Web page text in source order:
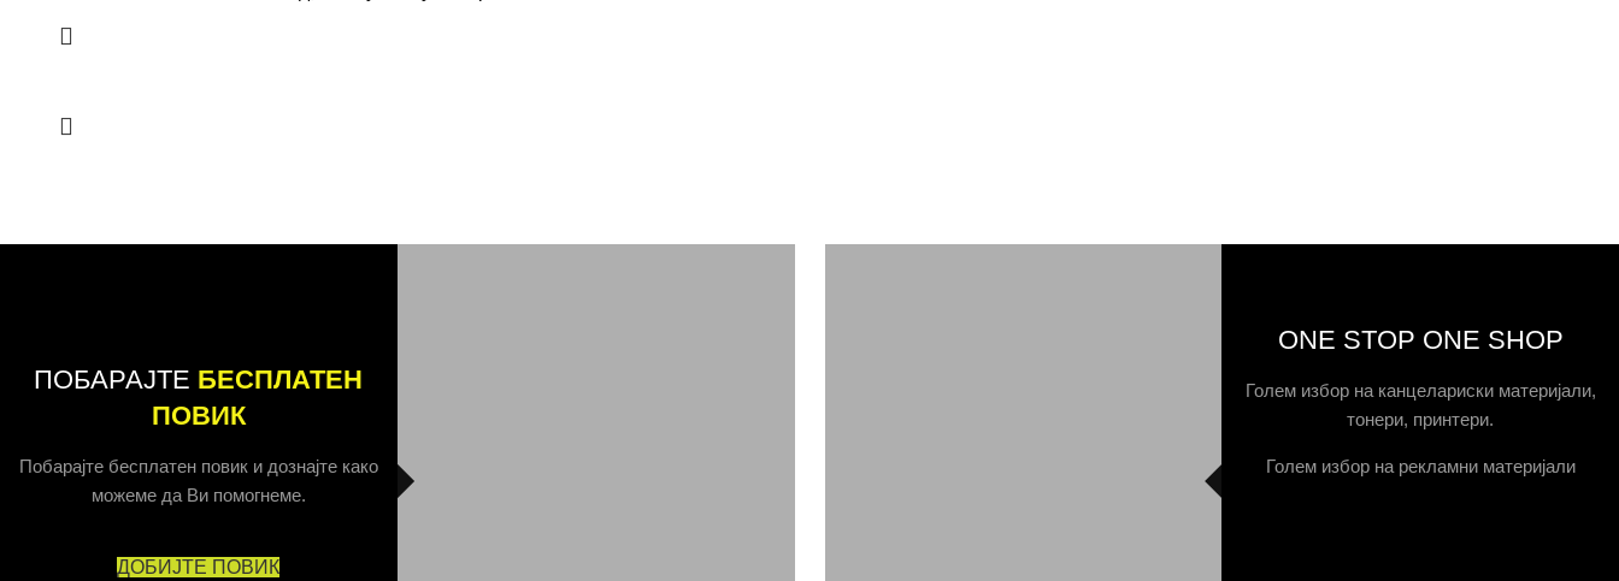
ПОБАРАЈТЕ БЕСПЛАТЕН
ПОВИК
Побарајте бесплатен повик и дознајте како
можеме да Ви помогнеме.
ДОБИЈТЕ ПОВИК
ONE STOP ONE SHOP
Голем избор на канцелариски материјали,
тонери, принтери.
Голем избор на рекламни материјали